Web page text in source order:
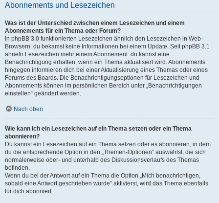
Abonnements und Lesezeichen
Was ist der Unterschied zwischen einem Lesezeichen und einem
Abonnements für ein Thema oder Forum?
In phpBB 3.0 funktionierten Lesezeichen ähnlich den Lesezeichen in Web-
Browsern: du bekamst keine Informationen bei einem Update. Seit phpBB 3.1
ähneln Lesezeichen mehr einem Abonnement: du kannst eine
Benachrichtigung erhalten, wenn ein Thema aktualisiert wird. Abonnements
hingegen informieren dich bei einer Aktualisierung eines Themas oder eines
Forums des Boards. Die Benachrichtigungsoptionen für Lesezeichen und
Abonnements können im persönlichen Bereich unter „Benachrichtigungen
einstellen“ geändert werden.
Nach oben
Wie kann ich ein Lesezeichen auf ein Thema setzen oder ein Thema
abonnieren?
Du kannst ein Lesezeichen auf ein Thema setzen oder es abonnieren, in dem
du die entsprechende Option in den „Themen-Optionen“ auswählst, die sich
normalerweise ober- und unterhalb des Diskussionsverlaufs des Themas
befinden.
Wenn du bei der Antwort auf ein Thema die Option „Mich benachrichtigen,
sobald eine Antwort geschrieben wurde“ aktivierst, wird das Thema ebenfalls
für dich abonniert.